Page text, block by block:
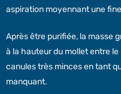
aspiration moyennant une
Après être purifiée, la masse
à la hauteur du mollet entre
canules très minces en tant
manquant.